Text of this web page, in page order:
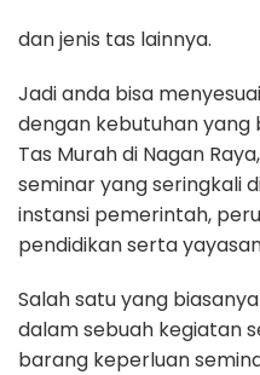
dan jenis tas lainnya.
Jadi anda bisa
dengan kebutuhan yang
Tas Murah di Nagan
seminar yang seringkali
instansi pemerintah,
pendidikan serta
Salah satu yang
dalam sebuah kegiatan
barang keperluan